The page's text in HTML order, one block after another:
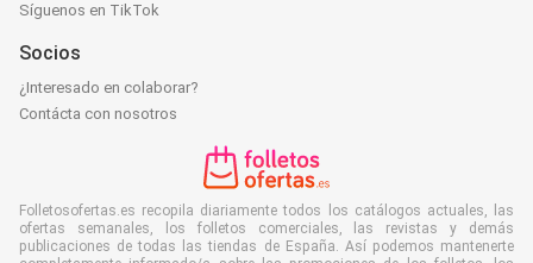
Síguenos en TikTok
Socios
¿Interesado en colaborar?
Contácta con nosotros
Folletosofertas.es recopila diariamente todos los catálogos actuales, las
ofertas semanales, los folletos comerciales, las revistas y demás
publicaciones de todas las tiendas de España. Así podemos mantenerte